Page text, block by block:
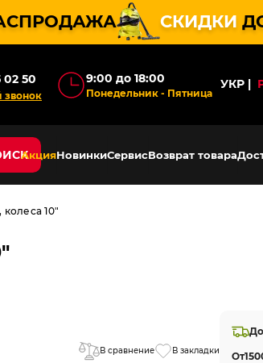
СКИДКИ
02 50
звонок
9:00 до 18:00
Понедельник - Пятница
УКР
АкцияНовинкиСервисВозврат товара
10"
В сравнение В закладки От